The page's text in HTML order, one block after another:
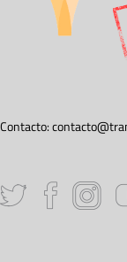
Contacto: